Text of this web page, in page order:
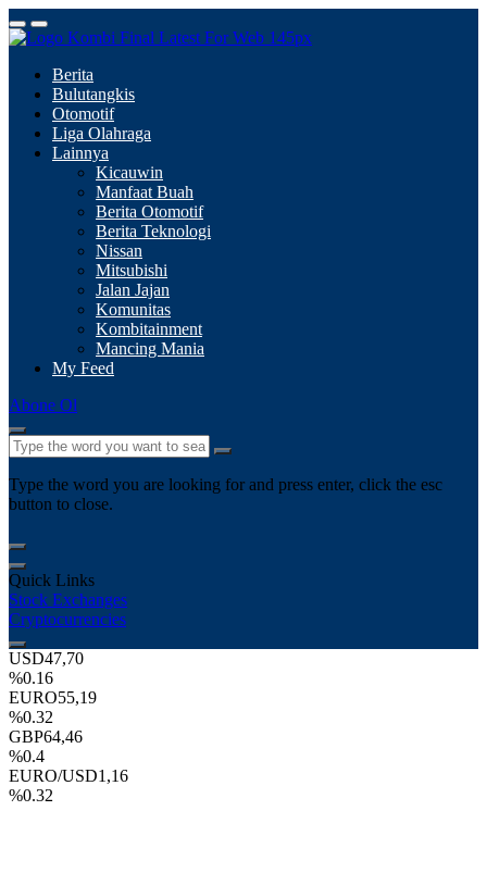
Berita
Bulutangkis
Otomotif
Liga Olahraga
Lainnya
Kicauwin
Manfaat Buah
Berita Otomotif
Berita Teknologi
Nissan
Mitsubishi
Jalan Jajan
Komunitas
Kombitainment
Mancing Mania
My Feed
Abone Ol
Type the word you are looking for and press enter, click the esc
button to close.
Quick Links
Stock Exchanges
Cryptocurrencies
USD47,70
%0.16
EURO55,19
%0.32
GBP64,46
%0.4
EURO/USD1,16
%0.32